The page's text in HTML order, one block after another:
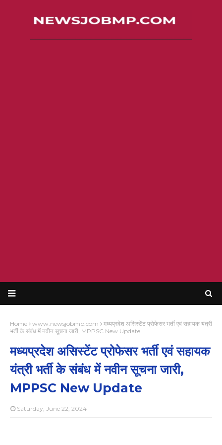
Home www.newsjobmp.com
मध्यप्रदेश असिस्टेंट प्रोफेसर भर्ती एवं सहायक यंत्री
भर्ती के संबंध में नवीन सूचना जारी, MPPSC New Update
मध्यप्रदेश असिस्टेंट प्रोफेसर भर्ती एवं सहायक
यंत्री भर्ती के संबंध में नवीन सूचना जारी,
MPPSC New Update
Saturday, June 22, 2024